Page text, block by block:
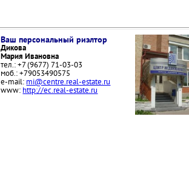
Ваш персональный риэлтор
Дикова
Мария Ивановна
тел.: +7 (9677) 71-03-03
моб.: +79053490575
e-mail: mi@centre.real-estate.ru
www: http://ec.real-estate.ru